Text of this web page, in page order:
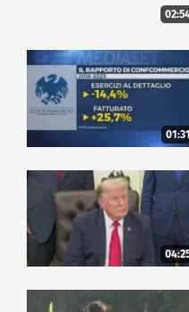
01:31